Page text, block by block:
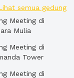
semua gedung
Meeting di
Mulia
Meeting di
Tower
Meeting di